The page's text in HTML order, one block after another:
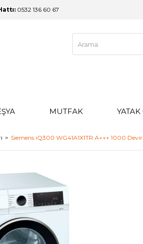
0532 136 60 67
MUTFAK
Siemens iQ300 WG41A1X1TR A+++ 1000